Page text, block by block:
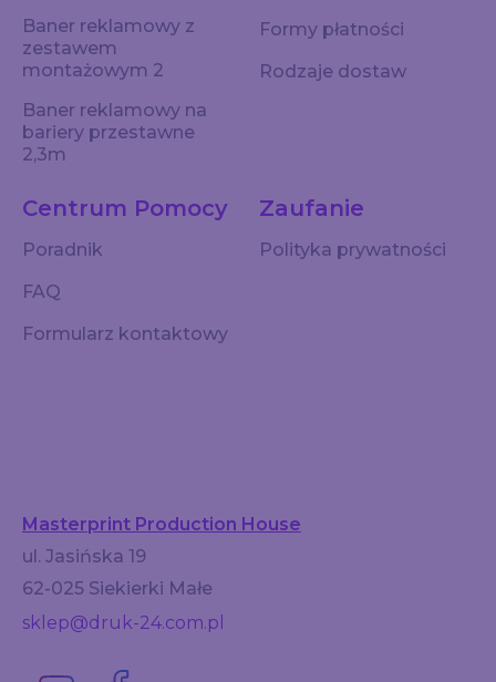
Baner reklamowy z
zestawem
montażowym 2
Baner reklamowy na
bariery przestawne
2,3m
Centrum Pomocy
Poradnik
FAQ
Formularz kontaktowy
Zaufanie
Polityka prywatności
Formy płatności
Rodzaje dostaw
Masterprint Production House
ul. Jasińska 19
62-025 Siekierki Małe
sklep@druk-24.com.pl